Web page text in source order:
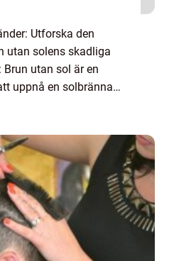
Utforska den
utan solens skadliga
utan sol är en
uppnå en solbränna